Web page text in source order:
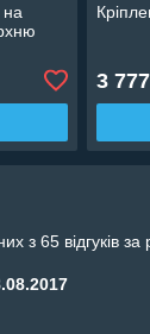
на
3 777
з 65 відгуків за